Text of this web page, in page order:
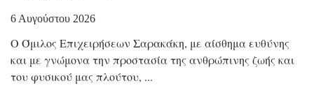
6 Αυγούστου 2026
Ο Όμιλος Επιχειρήσεων Σαρακάκη, με αίσθημα ευθύνης
και με γνώμονα την προστασία της ανθρώπινης ζωής και
του φυσικού μας πλούτου,